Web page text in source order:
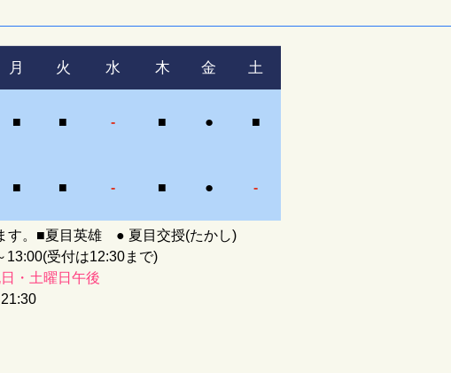
月 火 水 木 金 土
■ ■ - ■ ● ■
■ ■ - ■ ● -
。 ■夏目英雄 ● 夏目交授(たかし)
13:00(受付は12:30まで)
・土曜日午後